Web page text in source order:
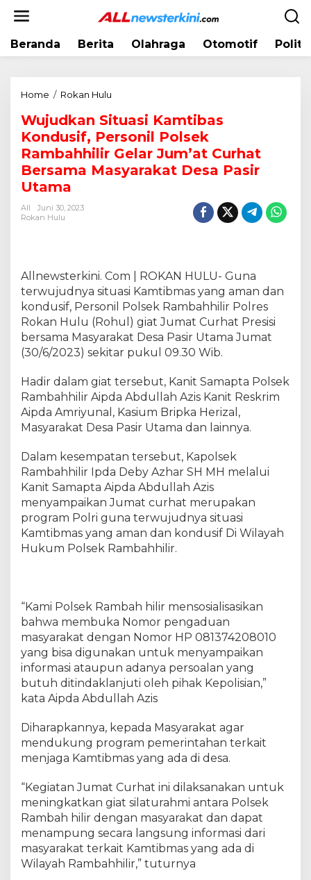
Beranda Berita Olahraga Otomotif
Home / Rokan Hulu
j
u
d
a
s
K
a
m
t
i
a
s
K
o
d
u
s
i
,
P
e
n
i
l
P
o
s
e
R
a
m
a
h
h
i
l
Wujudkan Situasi Kamtibas
Kondusif, Personil Polsek
Rambahhilir Gelar Jum’at Curhat
Bersama Masyarakat Desa Pasir
Utama
All
Juni 30, 2023
Rokan Hulu
Allnewsterkini. Com | ROKAN HULU- Guna
terwujudnya situasi Kamtibmas yang aman dan
kondusif, Personil Polsek Rambahhilir Polres
Rokan Hulu (Rohul) giat Jumat Curhat Presisi
bersama Masyarakat Desa Pasir Utama Jumat
(30/6/2023) sekitar pukul 09.30 Wib.
Hadir dalam giat tersebut, Kanit Samapta Polsek
Rambahhilir Aipda Abdullah Azis Kanit Reskrim
Aipda Amriyunal, Kasium Bripka Herizal,
Masyarakat Desa Pasir Utama dan lainnya.
Dalam kesempatan tersebut, Kapolsek
Rambahhilir Ipda Deby Azhar SH MH melalui
Kanit Samapta Aipda Abdullah Azis
menyampaikan Jumat curhat merupakan
program Polri guna terwujudnya situasi
Kamtibmas yang aman dan kondusif Di Wilayah
Hukum Polsek Rambahhilir.
“Kami Polsek Rambah hilir mensosialisasikan
bahwa membuka Nomor pengaduan
masyarakat dengan Nomor HP 081374208010
yang bisa digunakan untuk menyampaikan
informasi ataupun adanya persoalan yang
butuh ditindaklanjuti oleh pihak Kepolisian,”
kata Aipda Abdullah Azis
Diharapkannya, kepada Masyarakat agar
mendukung program pemerintahan terkait
menjaga Kamtibmas yang ada di desa.
“Kegiatan Jumat Curhat ini dilaksanakan untuk
meningkatkan giat silaturahmi antara Polsek
Rambah hilir dengan masyarakat dan dapat
menampung secara langsung informasi dari
masyarakat terkait Kamtibmas yang ada di
Wilayah Rambahhilir,” tuturnya